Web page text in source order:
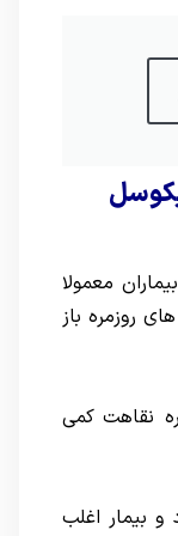
معمولا
روزمره باز
نقاهت کمی
و بیمار اغلب